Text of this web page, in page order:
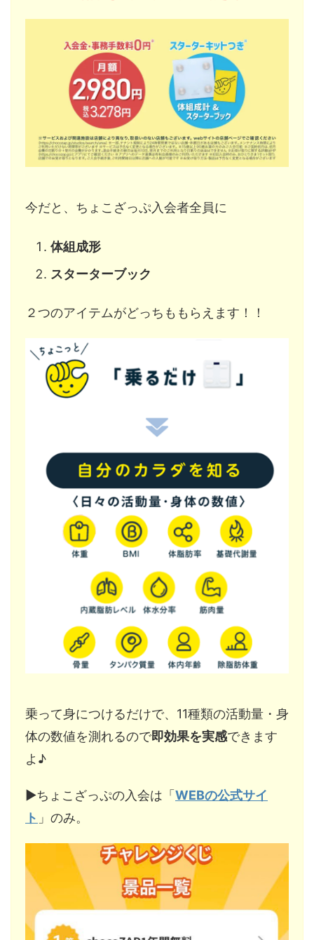
今だと、ちょこざっぷ入会者全員に
体組成形
スターターブック
２つのアイテムがどっちももらえます！！
乗って身につけるだけで、11種類の活動量・身
体の数値を測れるので即効果を実感できます
よ♪
▶︎ちょこざっぷの入会は「WEBの公式サイ
ト 」のみ。